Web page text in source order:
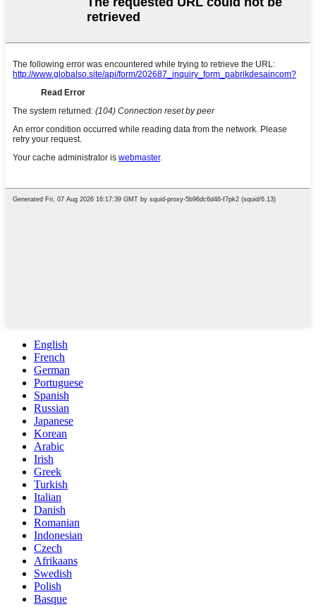
English
French
German
Portuguese
Spanish
Russian
Japanese
Korean
Arabic
Irish
Greek
Turkish
Italian
Danish
Romanian
Indonesian
Czech
Afrikaans
Swedish
Polish
Basque